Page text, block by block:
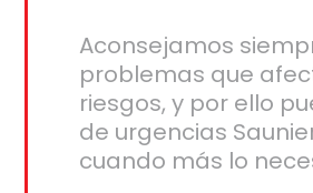
Aconsejamos
problemas que
riesgos, y por ello
de urgencias
cuando más lo